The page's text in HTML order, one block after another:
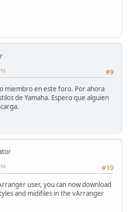
#9
miembro en este foro. Por ahora
de Yamaha. Espero que alguien
#10
user, you can now download
and midifiles in the vArranger